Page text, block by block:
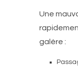
Une
galère :